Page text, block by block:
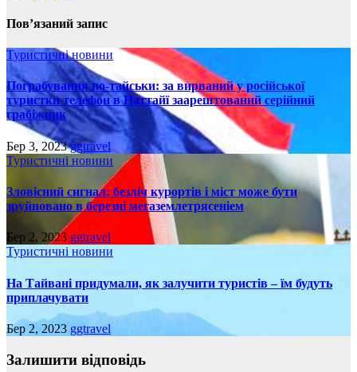
Пов’язаний запис
Туристичні новини
Пограбування по-тайськи: за вирваний у російської
туристки телефон в Паттайї заарештований серійний
грабіжник
Бер 3, 2023ggtravel
Туристичні новини
Зловісний сигнал: безліч курортів і міст може бути
зруйновано в березні мегаземлетрясеніем
Бер 2, 2023 ggtravel
Туристичні новини
На Тайвані придумали, як залучити туристів – їм будуть
приплачувати
Бер 2, 2023 ggtravel
Залишити відповідь